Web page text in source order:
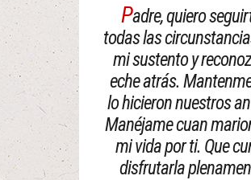
Padre, quiero
todas las
mi sustento y
eche atrás.
lo hicieron nuestros
Manéjame cuan
mi vida por ti. Que
disfrutarla